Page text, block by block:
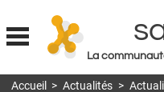
Jump
La
Accueil > Actualités >